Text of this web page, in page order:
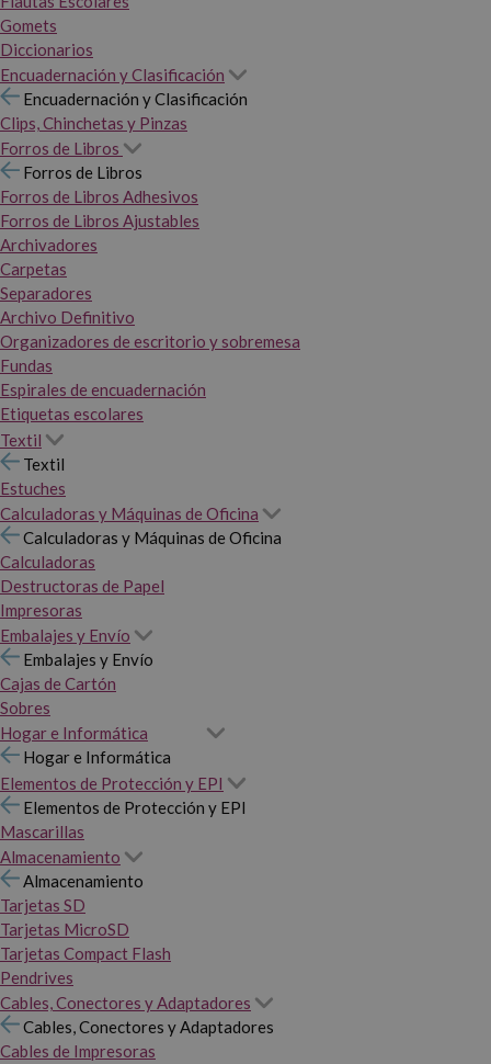
Gomets
Diccionarios
Encuadernación y Clasificación
Encuadernación y Clasificación
Clips, Chinchetas y Pinzas
Forros de Libros
Forros de Libros
Forros de Libros Adhesivos
Forros de Libros Ajustables
Archivadores
Carpetas
Separadores
Archivo Definitivo
Organizadores de escritorio y sobremesa
Fundas
Espirales de encuadernación
Etiquetas escolares
Textil
Textil
Estuches
Calculadoras y Máquinas de Oficina
Calculadoras y Máquinas de Oficina
Calculadoras
Destructoras de Papel
Impresoras
Embalajes y Envío
Embalajes y Envío
Cajas de Cartón
Sobres
Hogar e Informática
Hogar e Informática
Elementos de Protección y EPI
Elementos de Protección y EPI
Mascarillas
Almacenamiento
Almacenamiento
Tarjetas SD
Tarjetas MicroSD
Tarjetas Compact Flash
Pendrives
Cables, Conectores y Adaptadores
Cables, Conectores y Adaptadores
Cables de Impresoras